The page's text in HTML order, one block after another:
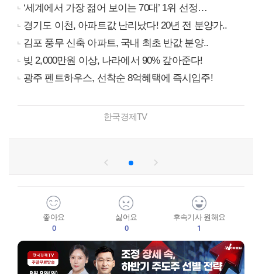
‘세계에서 가장 젊어 보이는 70대’ 1위 선정…
경기도 이천, 아파트값 난리났다! 20년 전 분양가..
김포 풍무 신축 아파트, 국내 최초 반값 분양..
빚 2,000만원 이상, 나라에서 90% 갚아준다!
광주 펜트하우스, 선착순 8억혜택에 즉시입주!
한국경제TV
좋아요
0
싫어요
0
후속기사 원해요
1